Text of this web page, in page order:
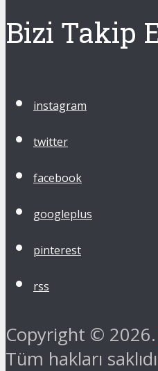
Bizi Takip
instagram
twitter
facebook
googleplus
pinterest
rss
Copyright © 2026.
Tüm hakları